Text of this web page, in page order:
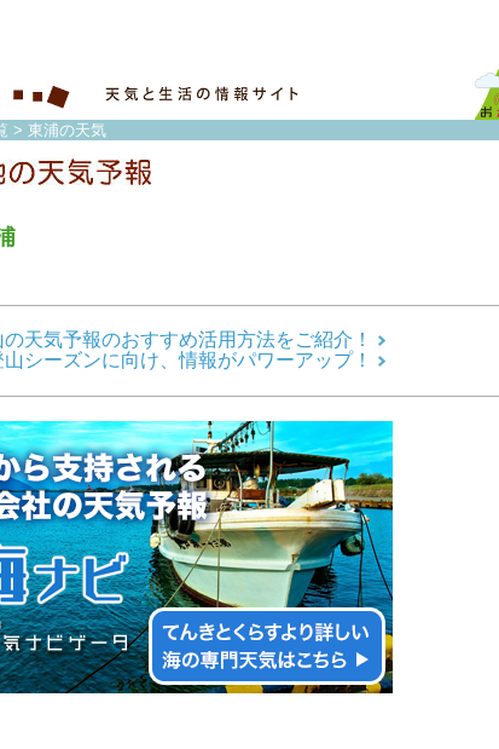
> 東浦の天気
天気予報のおすすめ活用方法をご紹介！
シーズンに向け、情報がパワーアップ！